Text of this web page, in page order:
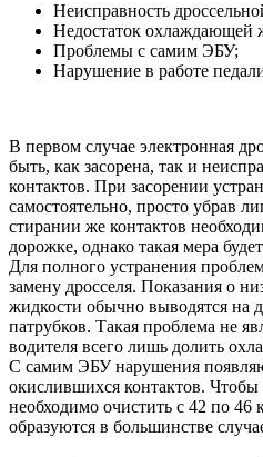
Неисправность
Недостаток охлаждающей
Проблемы с самим ЭБУ;
Нарушение в работе
В первом случае электронная
быть, как засорена, так и
контактов. При засорении
самостоятельно, просто убрав
стирании же контактов
дорожке, однако такая мера
Для полного устранения
замену дросселя. Показания о
жидкости обычно выводятся на
патрубков. Такая проблема не
водителя всего лишь долить
С самим ЭБУ нарушения
окислившихся контактов. Чтобы
необходимо очистить с 42 по 46
образуются в большинстве